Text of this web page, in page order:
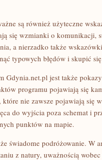
są również użyteczne
się wzmianki o komunikacji,
a nierzadko także
typowych błędów i skupić
Gdynia.net.pl jest także
programu pojawiają się
które nie zawsze pojawiają się
do wyjścia poza schemat i
punktów na mapie.
świadome podróżowanie. W
z natury, uważnością